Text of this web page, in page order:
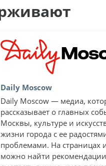
Daily Moscow
Daily Moscow — медиа,
рассказывает о главных
Москвы, культуре и
жизни города с ее
проблемами. На страницах
можно найти